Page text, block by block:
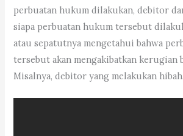
perbuatan hukum dilakukan, debitor
siapa perbuatan hukum tersebut
atau sepatutnya mengetahui bahwa
tersebut akan mengakibatkan kerugian
Misalnya, debitor yang melakukan